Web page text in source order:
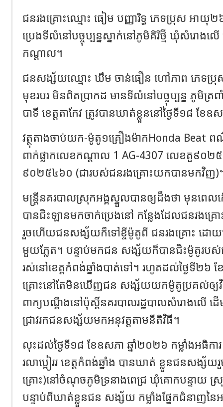
ជនរងគ្រោះឈ្មោះ ធៀម បញ្ញារិទ្ធ ភេទប្រុស អាយុ២៦
ប្រេងទីលំនៅបច្ចុប្បន្នស្នាក់នៅភូមិគិរីថ្មី ឃុំសំរោងលើ
កណ្ដាល។
ជនសង្ស័យឈ្មោះ ឃឹម ចាន់ធឿន ហៅភាព ភេទប្រុស
មុខរបរ មិនពិតប្រាកដ មានទីលំនៅបច្ចុប្បន្ន ភូមិត្
បាទី ខេត្តតាកែវ ត្រូវបានឃាត់ខ្លួននៅថ្ងៃទី១៨ ខែ
វត្ថុតាងចាប់យក-ម៉ូតូ១គ្រឿងម៉ាកHonda Beat
ពាក់ផ្លាកលេខកណ្តាល 1 AG-4307 លេខតួ៩០
៩០២៥៤៦០ (ជារបស់ជនរងគ្រោះយកបានមកវិញ)
មន្ត្រីនគរបាលស្រុកអង្គស្នួលបានឲ្យដឹងថា មុនព
បានជិះឡានមកចាក់ប្រេងនៅ កន្លែងដែលជនរងគ្រោ
រួចហើយជនសង្ស័យក៏ទៅខ្ចីម៉ូតូពី ជនរងគ្រោះ ដោ
មួយភ្លែត។ បន្ទាប់មកជន សង្ស័យក៏បានជិះម៉ូតូរបស់
រស់នៅខេត្ដកំពង់ឆ្នាំងបាត់ទៅ។ រហូតដល់ថ្ងៃទី២៦
គ្រោះនៅតែមិនឃើញជន សង្ស័យយកម៉ូតូប្រគល់ឲ្យវិ
ពាក្យបណ្តឹងនៅប៉ុស្តិ៍នគរបាលរដ្ឋបាលសំរោងលើ ដើម្
ជ្រាវរកជនសង្ស័យមកអនុវត្តតាមនីតិវិធី។
លុះដល់ថ្ងៃទី១៨ ខែឧសភា ឆ្នាំ២០២៦ កម្លាំងអធិកា
រលាប្អៀររ ខេត្តកំពង់ឆ្នាំង បានឃាត់ ខ្លួនជនសង្ស័យ
គ្រោះ)នៅចំណុចភូមិទ្រនាងពេជ្រ ឃុំគោកបន្ទាយ ស្រុក
បន្ទាប់ពីឃាត់ខ្លួនជន សង្ស័យ កម្លាំងផ្នែកជំនាញនៃអ